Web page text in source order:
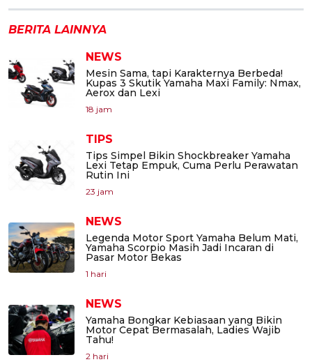
BERITA LAINNYA
NEWS
Mesin Sama, tapi Karakternya Berbeda!
Kupas 3 Skutik Yamaha Maxi Family: Nmax,
Aerox dan Lexi
18 jam
TIPS
Tips Simpel Bikin Shockbreaker Yamaha
Lexi Tetap Empuk, Cuma Perlu Perawatan
Rutin Ini
23 jam
NEWS
Legenda Motor Sport Yamaha Belum Mati,
Yamaha Scorpio Masih Jadi Incaran di
Pasar Motor Bekas
1 hari
NEWS
Yamaha Bongkar Kebiasaan yang Bikin
Motor Cepat Bermasalah, Ladies Wajib
Tahu!
2 hari